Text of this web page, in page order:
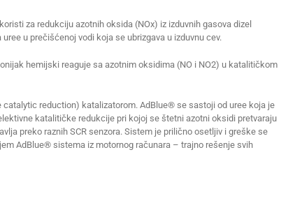
za redukciju azotnih oksida (NOx) iz izduvnih gasova dizel
u prečišćenoj vodi koja se ubrizgava u izduvnu cev.
hemijski reaguje sa azotnim oksidima (NО i NО2) u katalitičkom
reduction) katalizatorom. AdBlue® se sastoji od uree koja je
katalitičke redukcije pri kojoj se štetni azotni oksidi pretvaraju
preko raznih SCR senzora. Sistem je prilično osetljiv i greške se
AdBlue® sistema iz motornog računara – trajno rešenje svih